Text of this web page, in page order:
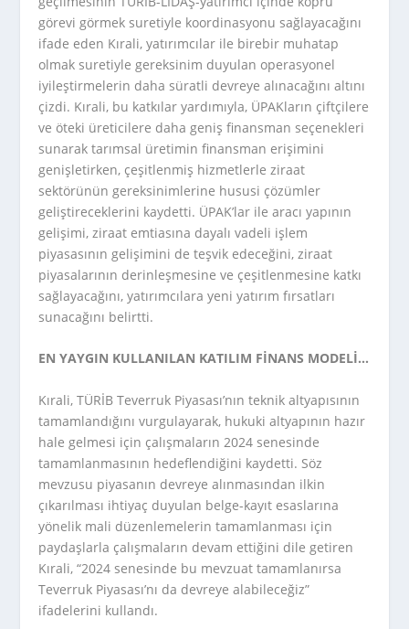
görevi görmek suretiyle koordinasyonu sağlayacağını
ifade eden Kırali, yatırımcılar ile birebir muhatap
olmak suretiyle gereksinim duyulan operasyonel
iyileştirmelerin daha süratli devreye alınacağını altını
çizdi. Kırali, bu katkılar yardımıyla, ÜPAKların çiftçilere
ve öteki üreticilere daha geniş finansman seçenekleri
sunarak tarımsal üretimin finansman erişimini
genişletirken, çeşitlenmiş hizmetlerle ziraat
sektörünün gereksinimlerine hususi çözümler
geliştireceklerini kaydetti. ÜPAK’lar ile aracı yapının
gelişimi, ziraat emtiasına dayalı vadeli işlem
piyasasının gelişimini de teşvik edeceğini, ziraat
piyasalarının derinleşmesine ve çeşitlenmesine katkı
sağlayacağını, yatırımcılara yeni yatırım fırsatları
sunacağını belirtti.
EN YAYGIN KULLANILAN KATILIM FİNANS MODELİ…
Kırali, TÜRİB Teverruk Piyasası’nın teknik altyapısının
tamamlandığını vurgulayarak, hukuki altyapının hazır
hale gelmesi için çalışmaların 2024 senesinde
tamamlanmasının hedeflendiğini kaydetti. Söz
mevzusu piyasanın devreye alınmasından ilkin
çıkarılması ihtiyaç duyulan belge-kayıt esaslarına
yönelik mali düzenlemelerin tamamlanması için
paydaşlarla çalışmaların devam ettiğini dile getiren
Kırali, “2024 senesinde bu mevzuat tamamlanırsa
Teverruk Piyasası’nı da devreye alabileceğiz”
ifadelerini kullandı.